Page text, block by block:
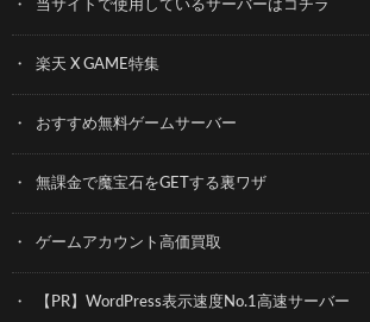
当サイトで使用しているサーバーはコチラ
楽天 X GAME特集
おすすめ無料ゲームサーバー
無課金で魔宝石をGETする裏ワザ
ゲームアカウント高価買取
【PR】WordPress表示速度No.1高速サーバー